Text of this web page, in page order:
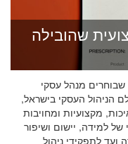
שהובילה
לפני שבוחרים מנהל עסקי
הניהול העסקי בישראל,
מקצועיות ומחויבות
למידה, יישום ושיפור
לתפקידי ניהול